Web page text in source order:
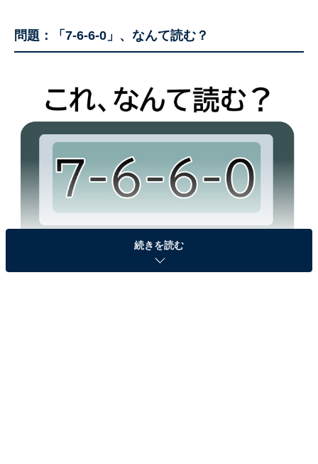
問題：「7-6-6-0」、なんて読む？
続きを読む